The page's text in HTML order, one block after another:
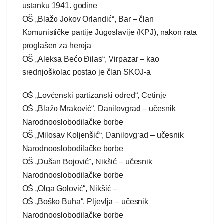
ustanku 1941. godine
OŠ „Blažo Jokov Orlandić“, Bar – član
Komunističke partije Jugoslavije (KPJ), nakon rata
proglašen za heroja
OŠ „Aleksa Bećo Đilas“, Virpazar – kao
srednjoškolac postao je član SKOJ-a
OŠ „Lovćenski partizanski odred“, Cetinje
OŠ „Blažo Mraković“, Danilovgrad – učesnik
Narodnooslobodilačke borbe
OŠ „Milosav Koljenšić“, Danilovgrad – učesnik
Narodnooslobodilačke borbe
OŠ „Dušan Bojović“, Nikšić – učesnik
Narodnooslobodilačke borbe
OŠ „Olga Golović“, Nikšić –
OŠ „Boško Buha“, Pljevlja – učesnik
Narodnooslobodilačke borbe